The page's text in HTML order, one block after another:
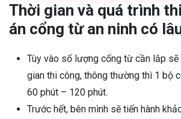
Thời gian và quá trình
án cổng từ an ninh có
Tùy vào số lượng cổng từ cần lắp
gian thi công, thông thường thì 1 bộ
60 phút – 120 phút.
Trước hết, bên mình sẽ tiến hành